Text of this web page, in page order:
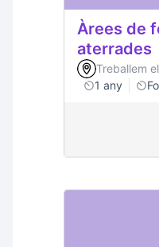
Àrees de
aterrades
Treballem
1 any